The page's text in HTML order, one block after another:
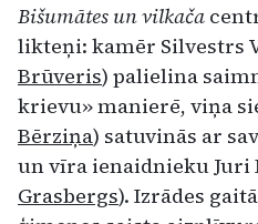
Bišumātes un vilkača
likteņi: kamēr Silvestrs
Brūveris) palielina
krievu» manierē, viņa
Bērziņa) satuvinās ar
un vīra ienaidnieku Juri
Grasbergs). Izrādes